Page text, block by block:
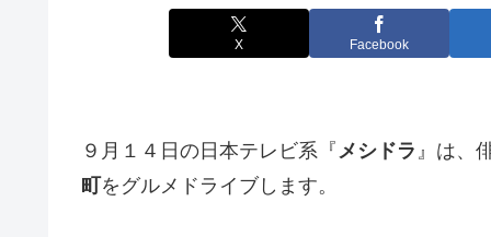
X Facebook
９月１４日の日本テレビ系『 メシドラ 』は、
町をグルメドライブします。